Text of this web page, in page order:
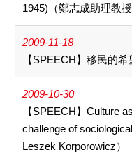
1945)（鄭志成助理教授
2009-11-18
【SPEECH】移民的
2009-10-30
【SPEECH】Culture
challenge of
Leszek Korporowicz）